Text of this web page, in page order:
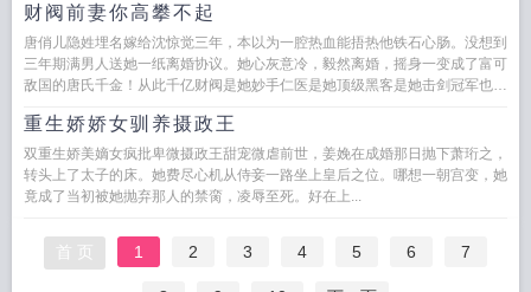
财阀前妻你高攀不起
唐俏儿隐姓埋名嫁给沈惊觉三年，本以为一腔热血能捂热他铁石心肠。没想到
三年期满男人送她一纸离婚协议。她心灰意冷，毅然离婚，摇身一变成了富可
敌国的唐氏千金！从此千亿财阀是她妙手仁医是她顶级黑客是她击剑冠军也是
重生娇娇女驯养摄政王
双重生娇美嫡女疯批卑微摄政王甜宠微虐前世，姜娩在成婚那日抛下萧珩之，
转头上了太子的床。她费尽心机从侍妾一路坐上皇后之位。哪想一朝宫变，她
竟成了当初被她抛弃那人的禁脔，凌辱至死。好在上...
首 页 1 2 3 4 5 6 7